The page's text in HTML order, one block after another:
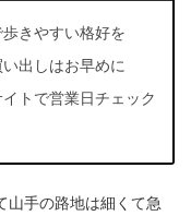
きやすい格好を
出しはお早めに
トで営業日チェック
山手の路地は細くて急